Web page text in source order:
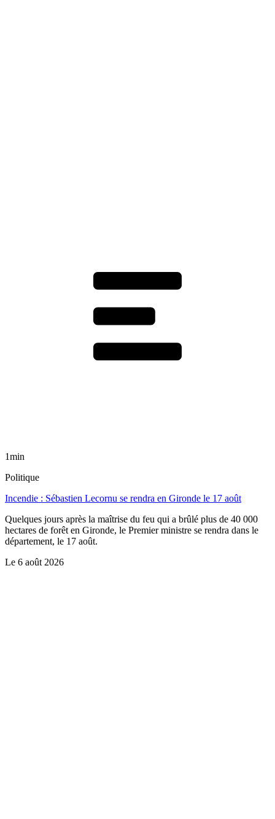
1min
Politique
Incendie : Sébastien Lecornu se rendra en Gironde le 17 août
Quelques jours après la maîtrise du feu qui a brûlé plus de 40 000
hectares de forêt en Gironde, le Premier ministre se rendra dans le
département, le 17 août.
Le 6 août 2026